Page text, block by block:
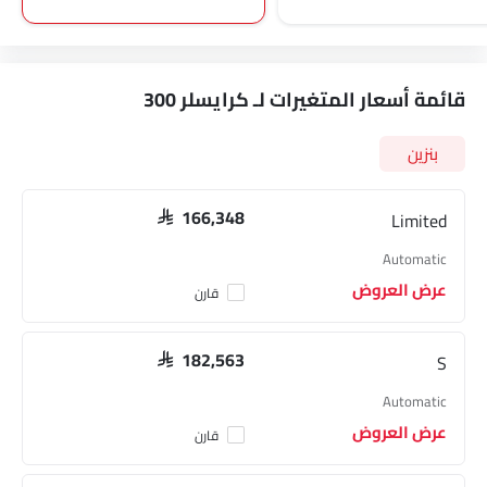
قائمة أسعار المتغيرات لـ كرايسلر 300
بنزين
Limited
SAR 166,348
Automatic
عرض العروض قارن
S
SAR 182,563
Automatic
عرض العروض قارن